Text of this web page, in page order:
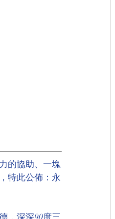
的協助、一塊
特此公佈：永